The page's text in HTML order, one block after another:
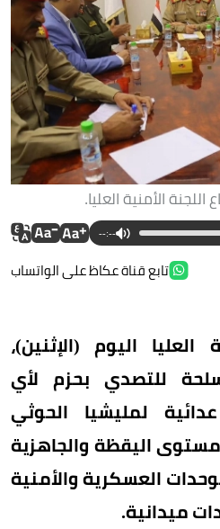
الأمنية العليا.
--:--
تابع قناة عكاظ على الواتساب
العليا اليوم (الإثنين)،
للتصدي بحزم لأي
لمليشيا الحوثي
مستوى اليقظة والجاهزية
العسكرية والأمنية
ميدانية.